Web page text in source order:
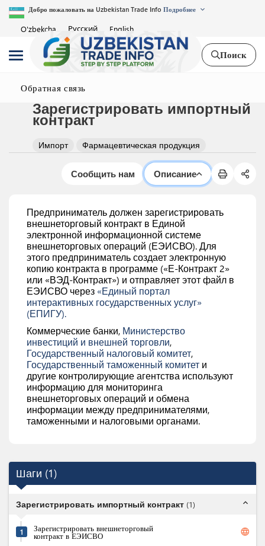
Добро пожаловать на Uzbekistan Trade Info Подробнее
O'zbekcha Русский English
Поиск
Обратная связь
Зарегистрировать импортный
контракт
Импорт Фармацевтическая продукция
Сообщить нам Описание
Предприниматель должен зарегистрировать
внешнеторговый контракт в Единой
электронной информационной системе
внешнеторговых операций (ЕЭИСВО). Для
этого предприниматель создает электронную
копию контракта в программе («Е-Контракт 2»
или «ВЭД-Контракт») и отправляет этот файл в
ЕЭИСВО через «Единый портал
интерактивных государственных услуг»
(ЕПИГУ).
Коммерческие банки, Министерство
инвестиций и внешней торговли,
Государственный налоговый комитет,
Государственный таможенный комитет и
другие контролирующие агентства используют
информацию для мониторинга
внешнеторговых операций и обмена
информации между предпринимателями,
таможенными и налоговыми органами.
Шаги (1)
Зарегистрировать импортный контракт (1) expand_less
1 Зарегистрировать внешнеторговый
контракт в ЕЭИСВО language